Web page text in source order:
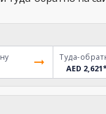
Туда-
AED 2,621